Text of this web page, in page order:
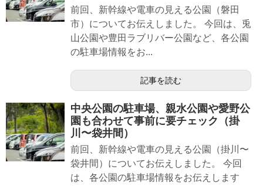
前回、新幹線や電車の見える公園（磐田
市）についてお伝えしました。 今回は、兎
山公園や豊田ラブリバー公園など、各公園
の駐車場情報をお...
記事を読む
中央公園の駐車場、親水公園や愛野公
園も合わせて事前に要チェック（掛
川〜袋井間）
前回、新幹線や電車の見える公園（掛川〜
袋井間）についてお伝えしました。 今回
は、各公園の駐車場情報をお伝えします